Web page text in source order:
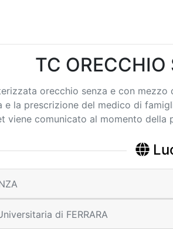
TC
orecchio senza e con mezzo
e la prescrizione del medico di
viene comunicato al momento della
di FERRARA